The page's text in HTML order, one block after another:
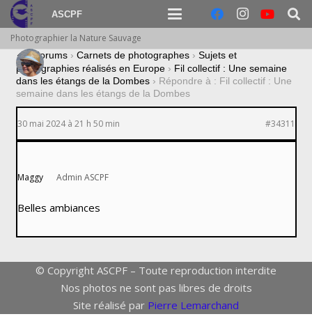
ASCPF
Photographier la Nature Sauvage
› Forums › Carnets de photographes › Sujets et
photographies réalisés en Europe › Fil collectif : Une semaine
dans les étangs de la Dombes › Répondre à : Fil collectif : Une
semaine dans les étangs de la Dombes
30 mai 2024 à 21 h 50 min #34311
Maggy Admin ASCPF
Belles ambiances
© Copyright ASCPF – Toute reproduction interdite
Nos photos ne sont pas libres de droits
Site réalisé par Pierre Lemarchand